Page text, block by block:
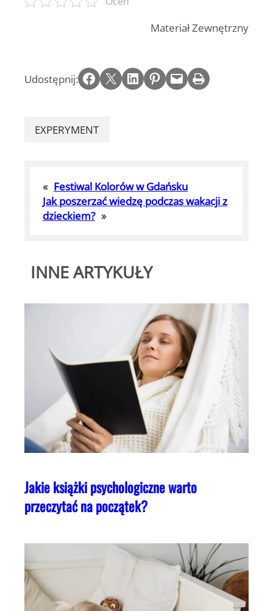
Materiał Zewnętrzny
Udostępnij: Share on Facebook Email this Page Share on LinkedIn Share on Pinterest Email this Page Print this Page
EXPERYMENT
« Festiwal Kolorów w Gdańsku
Jak poszerzać wiedzę podczas wakacji z
dzieckiem? »
INNE ARTYKUŁY
Jakie książki psychologiczne warto
przeczytać na początek?